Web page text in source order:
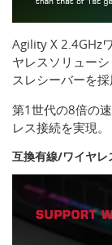
Agility X 2.4GHz
ヤレスソリュー
スレシーバーを
第1世代の8倍の
レス接続を実現。
互換有線/ワイヤレ